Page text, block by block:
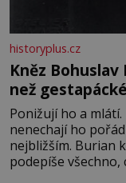
historyplus.cz
Kněz
než
Ponižují ho a
nenechají ho
nejbližším. Burian
podepíše všechno,